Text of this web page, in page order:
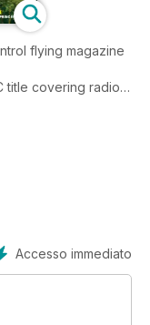
flying magazine
title covering radio
It's the RC
Accesso immediato